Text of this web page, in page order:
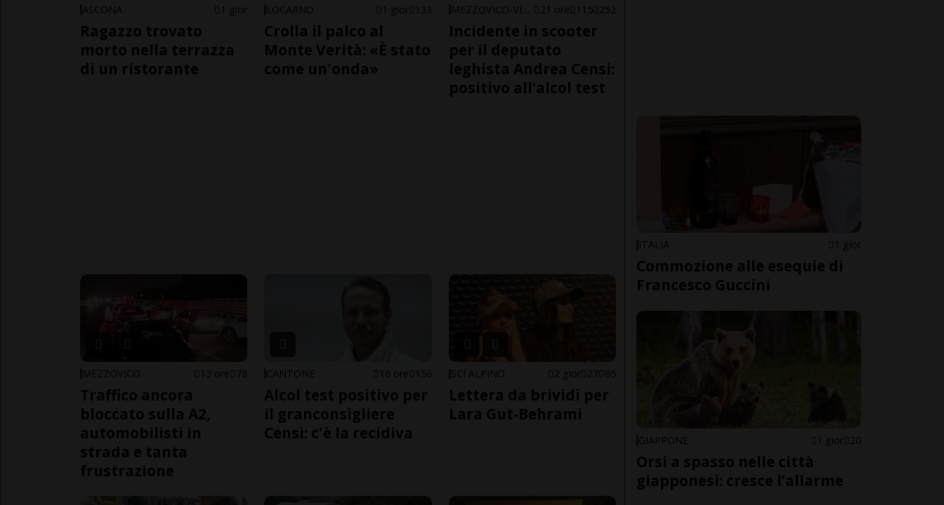
ASCONA 1 gior
Ragazzo trovato
morto nella terrazza
di un ristorante
LOCARNO 1 gior 133
Crolla il palco al
Monte Verità: «È stato
come un'onda»
21 ore 115 252
Incidente in scooter
per il deputato
leghista Andrea Censi:
positivo all’alcol test
MEZZOVICO 13 ore 78
Traffico ancora
bloccato sulla A2,
automobilisti in
strada e tanta
frustrazione
CANTONE 18 ore 156
Alcol test positivo per
il granconsigliere
Censi: c'è la recidiva
SCI ALPINO 2 gior 27 95
Lettera da brividi per
Lara Gut-Behrami
ITALIA 1 gior
Commozione alle esequie di
Francesco Guccini
GIAPPONE 1 gior 20
Orsi a spasso nelle città
giapponesi: cresce l’allarme